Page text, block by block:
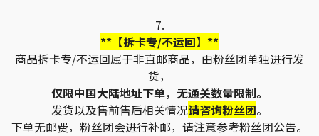
7.
**【拆卡专/不运回】**
商品拆卡专/不运回属于非直邮商品，由粉丝团单独进行发
货，
仅限中国大陆地址下单，无通关数量限制。
发货以及售前售后相关情况请咨询粉丝团。
下单无邮费，粉丝团会进行补邮，请注意参考粉丝团公告。